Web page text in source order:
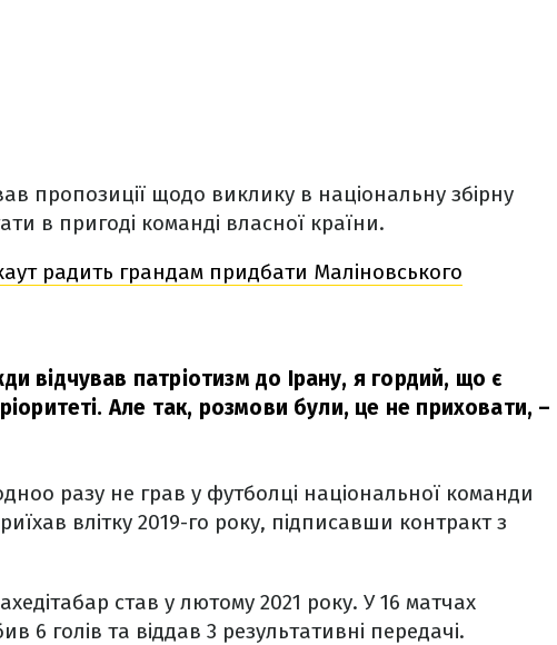
пропозиції щодо виклику в національну збірну
в пригоді команді власної країни.
радить грандам придбати Маліновського
відчував патріотизм до Ірану, я гордий, що є
Але так, розмови були, це не приховати, –
разу не грав у футболці національної команди
влітку 2019-го року, підписавши контракт з
став у лютому 2021 року. У 16 матчах
6 голів та віддав 3 результативні передачі.